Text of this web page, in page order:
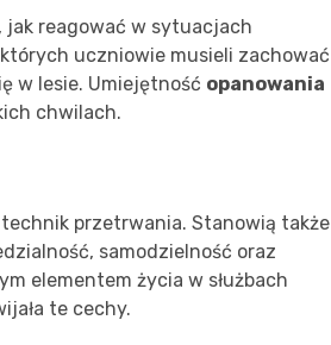
jak reagować w sytuacjach
uczniowie musieli zachować
w lesie. Umiejętność opanowania
chwilach.
przetrwania. Stanowią także
samodzielność oraz
elementem życia w służbach
te cechy.